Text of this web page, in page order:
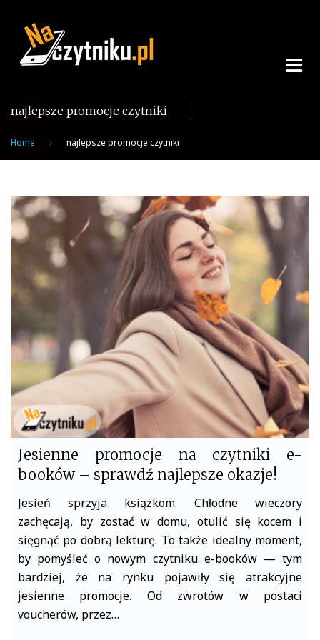
content
najlepsze promocje czytniki
Home najlepsze promocje czytniki
Tag:
najlepsze
promocje
czytniki
Jesienne promocje na czytniki e-
booków – sprawdź najlepsze okazje!
Jesień sprzyja książkom. Chłodne wieczory
zachęcają, by zostać w domu, otulić się kocem i
sięgnąć po dobrą lekturę. To także idealny moment,
by pomyśleć o nowym czytniku e-booków — tym
bardziej, że na rynku pojawiły się atrakcyjne
jesienne promocje. Od zwrotów w postaci
voucherów, przez…